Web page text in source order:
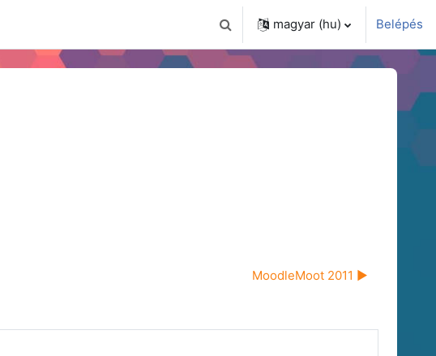
Keresési bemeneti adatok váltása
magyar ‎(hu)‎ Belépés
MoodleMoot 2011 ▶︎